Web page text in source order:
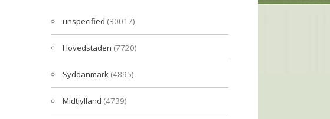
unspecified (30017)
Hovedstaden (7720)
Syddanmark (4895)
Midtjylland (4739)